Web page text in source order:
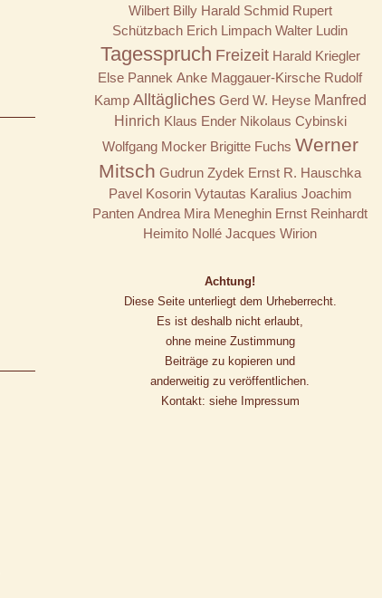
Wilbert Billy Harald Schmid Rupert
Schützbach Erich Limpach Walter Ludin
Tagesspruch Freizeit Harald Kriegler
Else Pannek Anke Maggauer-Kirsche Rudolf
Kamp Alltägliches Gerd W. Heyse Manfred
Hinrich Klaus Ender Nikolaus Cybinski
Wolfgang Mocker Brigitte Fuchs Werner
Mitsch Gudrun Zydek Ernst R. Hauschka
Pavel Kosorin Vytautas Karalius Joachim
Panten Andrea Mira Meneghin Ernst Reinhardt
Heimito Nollé Jacques Wirion
Achtung!
Diese Seite unterliegt dem Urheberrecht.
Es ist deshalb nicht erlaubt,
ohne meine Zustimmung
Beiträge zu kopieren und
anderweitig zu veröffentlichen.
Kontakt: siehe Impressum